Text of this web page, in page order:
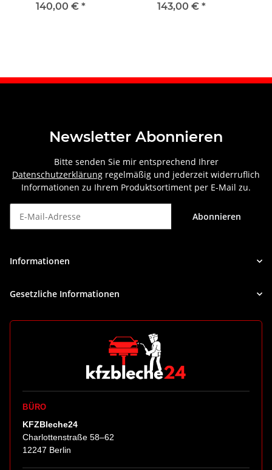
140,00 € *
143,00 € *
Newsletter Abonnieren
Bitte senden Sie mir entsprechend Ihrer
Datenschutzerklärung regelmäßig und jederzeit widerruflich
Informationen zu Ihrem Produktsortiment per E-Mail zu.
Abonnieren
Informationen
Gesetzliche Informationen
BÜRO
KFZBleche24
Charlottenstraße 58–62
12247 Berlin